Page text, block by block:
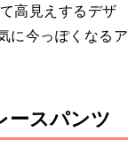
高見えするデザ
に今っぽくなるア
ースパンツ